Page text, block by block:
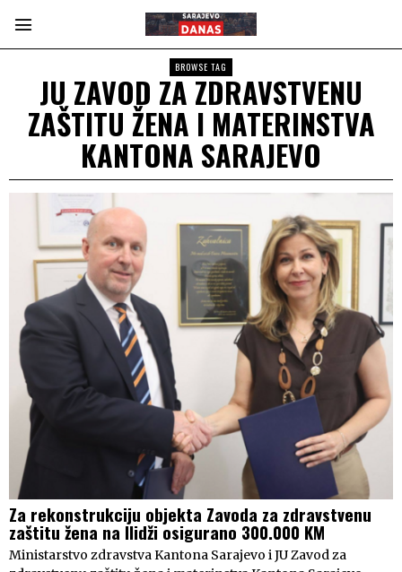
BROWSE TAG
JU ZAVOD ZA ZDRAVSTVENU
ZAŠTITU ŽENA I MATERINSTVA
KANTONA SARAJEVO
Za rekonstrukciju objekta Zavoda za zdravstvenu
zaštitu žena na Ilidži osigurano 300.000 KM
Ministarstvo zdravstva Kantona Sarajevo i JU Zavod za